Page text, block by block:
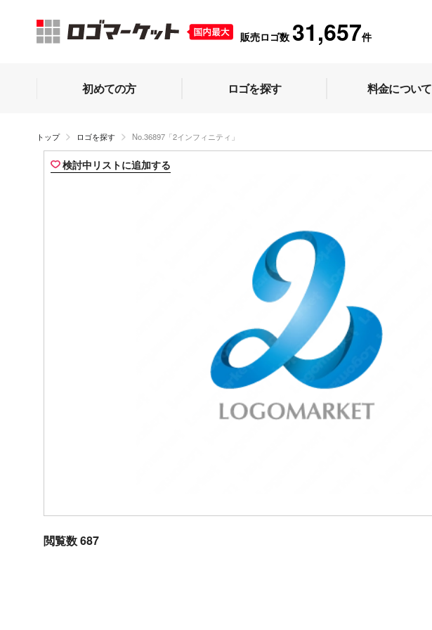
販売ロゴ数 31,657件
初めての方 ロゴを探す 料金について
トップ ロゴを探す No.36897「2インフィニティ」
検討中リストに追加する
閲覧数 687